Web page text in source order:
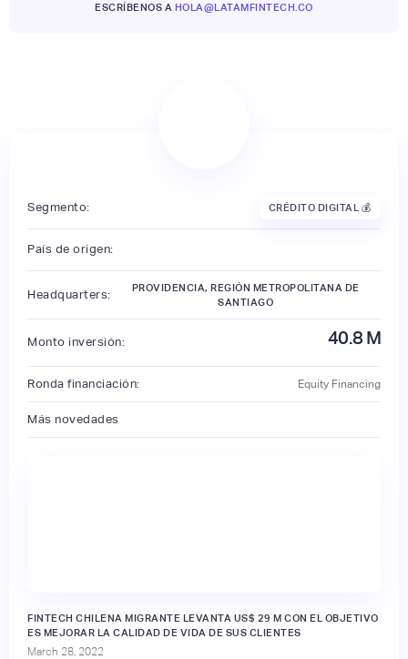
ESCRÍBENOS A HOLA@LATAMFINTECH.CO
Segmento: CRÉDITO DIGITAL 💰
País de origen:
Headquarters:
PROVIDENCIA, REGIÓN METROPOLITANA DE
SANTIAGO
Monto inversión: 40.8 M
Ronda financiación: Equity Financing
Más novedades
FINTECH CHILENA MIGRANTE LEVANTA US$ 29 M CON EL OBJETIVO
ES MEJORAR LA CALIDAD DE VIDA DE SUS CLIENTES
March 28, 2022